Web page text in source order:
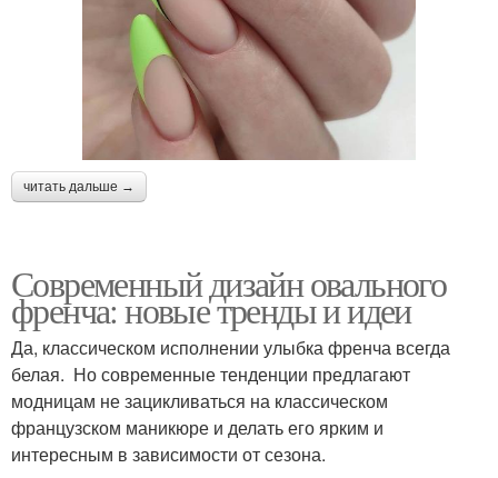
читать дальше →
Современный дизайн овального
френча: новые тренды и идеи
Да, классическом исполнении улыбка френча всегда
белая. Но современные тенденции предлагают
модницам не зацикливаться на классическом
французском маникюре и делать его ярким и
интересным в зависимости от сезона.